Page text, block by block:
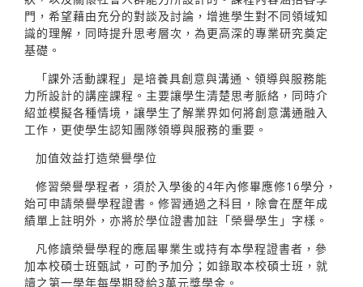
門，希望藉由充分的對談及討論，增進學生對不同領域知
識的理解，同時提升思考層次，為更高深的專業研究奠定
基礎。
「課外活動課程」是培養具創意與溝通、領導與服務能
力所設計的講座課程。主要讓學生清楚思考脈絡，同時介
紹並模擬各種情境，讓學生了解業界如何將創意溝通融入
工作，更使學生認知團隊領導與服務的重要。
加值效益打造榮譽學位
修習榮譽學程者，須於入學後的4年內修畢應修16學分，
始可申請榮譽學程證書。修習通過之科目，除會在歷年成
績單上註明外，亦將於學位證書加註「榮譽學生」字樣。
凡修讀榮譽學程的應屆畢業生或持有本學程證書者，參
加本校碩士班甄試，可酌予加分；如錄取本校碩士班，就
讀之第一學年每學期發給3萬元獎學金。